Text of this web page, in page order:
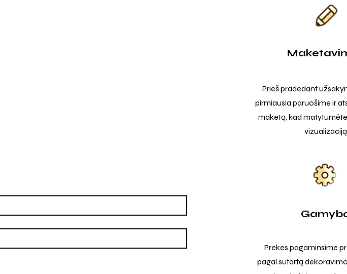
Prieš pradedant
pirmiausia paruošime ir
maketą, kad
vizualizaciją
Prekes pagaminsime
pagal sutartą